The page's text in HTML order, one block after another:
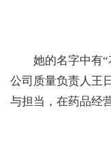
她的名字中有“花
公司质量负责人王
与担当，在药品经